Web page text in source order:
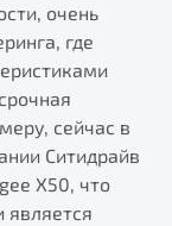
очень
где
сейчас в
Ситидрайв
X50, что
является